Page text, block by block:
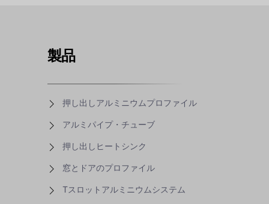
製品
押し出しアルミニウムプロファイル
アルミパイプ・チューブ
押し出しヒートシンク
窓とドアのプロファイル
Tスロットアルミニウムシステム